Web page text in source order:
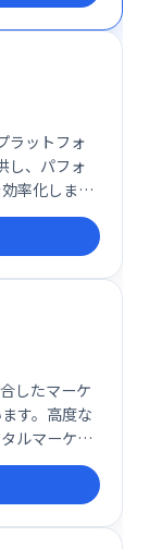
ラットフォ
し、パフォ
率化しま
より、高い
立案をサ
したマーケ
す。高度な
ルマーケテ
告配信やデ
トします。